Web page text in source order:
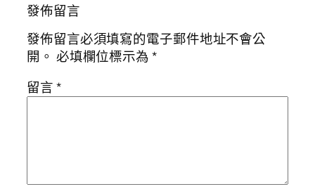
發佈留言
發佈留言必須填寫的電子郵件地址不會公
開。 必填欄位標示為*
留言*